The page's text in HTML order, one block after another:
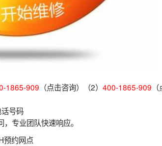
1865-909 （点击咨询）（2） 400-1865-909
号码
专业团队快速响应。
预约网点